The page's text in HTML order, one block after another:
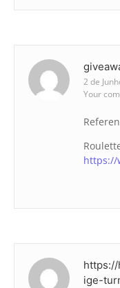
2 de
Your
https://
ige-